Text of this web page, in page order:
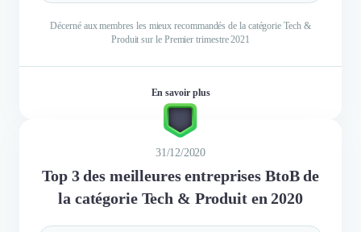
Décerné aux membres les mieux recommandés de la catégorie Tech &
Produit sur le Premier trimestre 2021
En savoir plus
31/12/2020
Top 3 des meilleures entreprises BtoB de
la catégorie Tech & Produit en 2020